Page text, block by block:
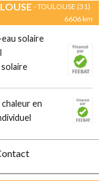
- TOULOUSE (31)
6606 km
solaire
en